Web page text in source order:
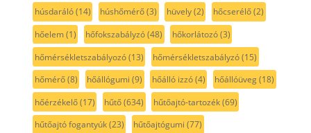
húsdaráló(14) húshőmérő(3) hüvely(2) hőcserélő(2)
hőelem(1) hőfokszabályzó(48) hőkorlátozó(3)
hőmérsékletszabályozó(13) hőmérsékletszabályzó(15)
hőmérő(8) hőállógumi (9) hőálló izzó(4) hőállóüveg(18)
hőérzékelő(17) hűtő(634) hűtőajtó-tartozék(69)
hűtőajtó fogantyúk(23) hűtőajtógumi (77)